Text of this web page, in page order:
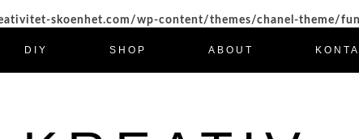
skoenhet.com/wp-content/themes/chanel-theme/
DIY SHOP ABOUT